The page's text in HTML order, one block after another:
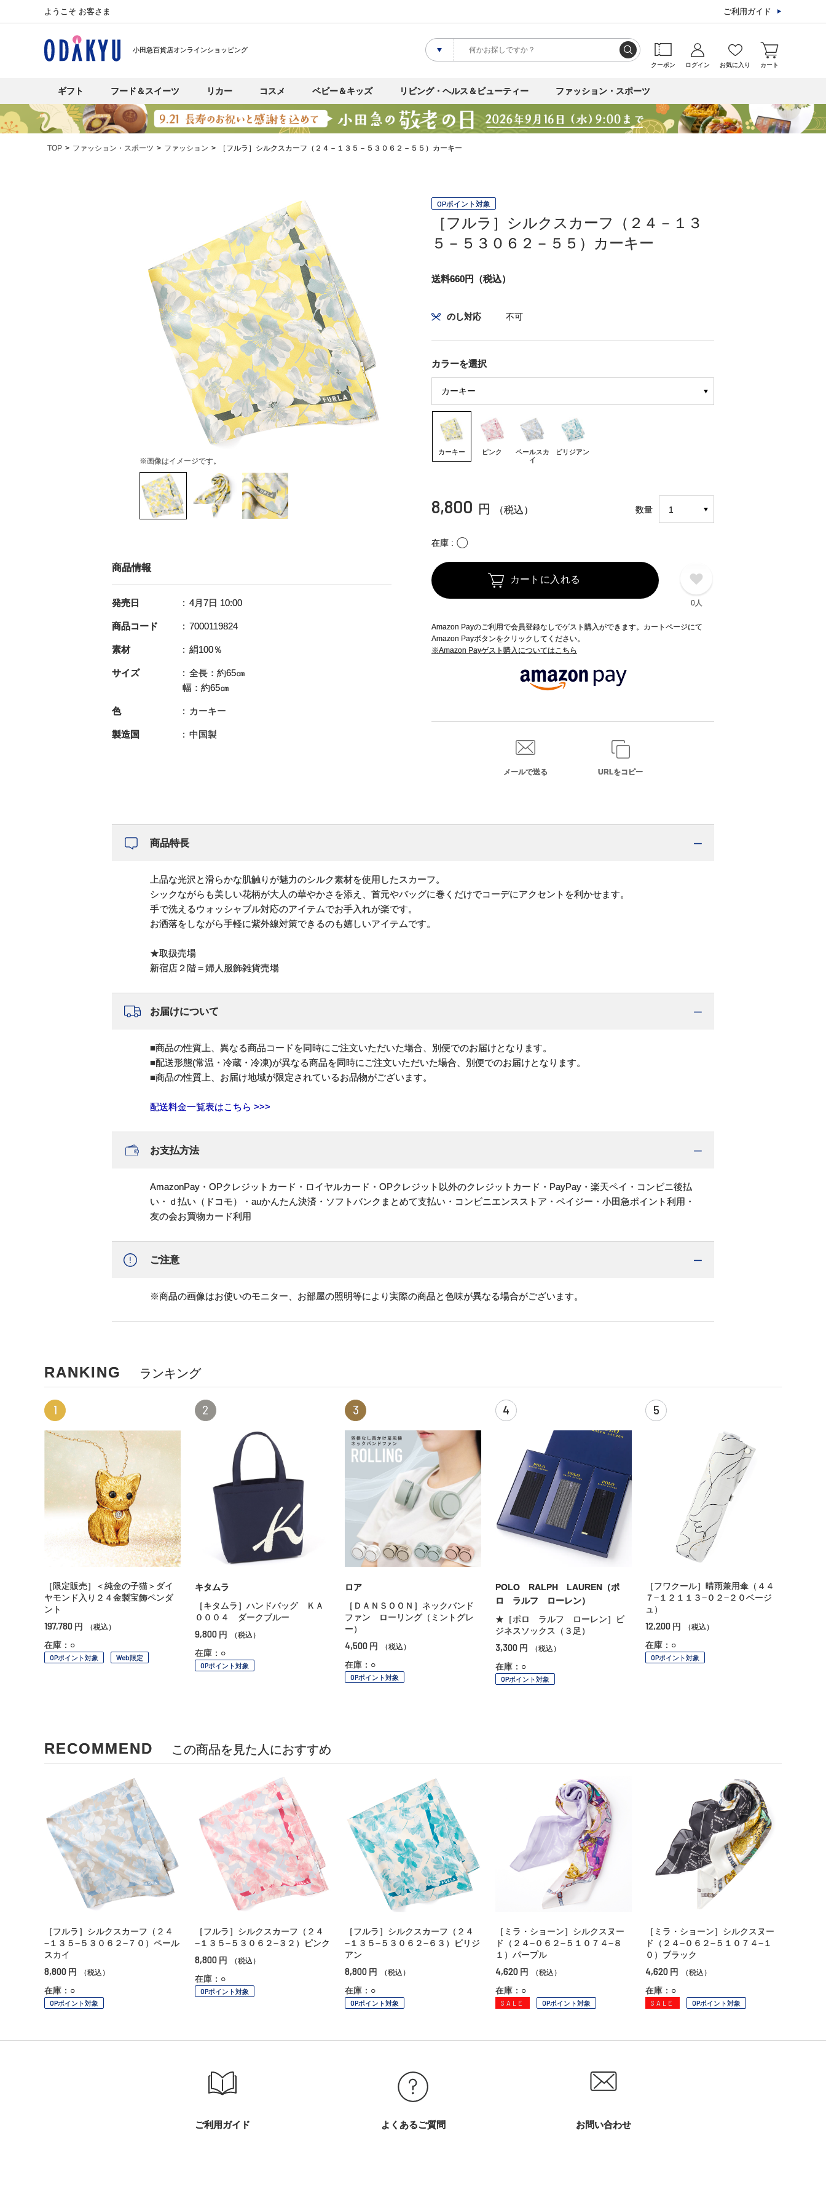
ようこそ お客さま ご利用ガイド
小田急百貨店オンラインショッピング
クーポン ログイン お気に入り カート
ギフト フード＆スイーツ リカー コスメ ベビー＆キッズ リビング・ヘルス＆ビューティー ファッション・スポーツ
TOP ファッション・スポーツ ファッション ［フルラ］シルクスカーフ（２４－１３５－５３０６２－５５）カーキー
※画像はイメージです。
OPポイント対象
［フルラ］シルクスカーフ（２４－１３
５－５３０６２－５５）カーキー
送料660円（税込）
のし対応 不可
カラーを選択
カーキー ピンク
ペールスカ
イ
ビリジアン
8,800 円 （税込） 数量
在庫 〇
カートに入れる
0人
Amazon Payのご利用で会員登録なしでゲスト購入ができます。カートページにて
Amazon Payボタンをクリックしてください。
※Amazon Payゲスト購入についてはこちら
メールで送る URLをコピー
商品情報
発売日 4月7日 10:00
商品コード 7000119824
素材 絹100％
サイズ
全長：約65㎝
幅：約65㎝
色 カーキー
製造国 中国製
商品特長
上品な光沢と滑らかな肌触りが魅力のシルク素材を使用したスカーフ。
シックながらも美しい花柄が大人の華やかさを添え、首元やバッグに巻くだけでコーデにアクセントを利かせます。
手で洗えるウォッシャブル対応のアイテムでお手入れが楽です。
お洒落をしながら手軽に紫外線対策できるのも嬉しいアイテムです。
★取扱売場
新宿店２階＝婦人服飾雑貨売場
お届けについて
■商品の性質上、異なる商品コードを同時にご注文いただいた場合、別便でのお届けとなります。
■配送形態(常温・冷蔵・冷凍)が異なる商品を同時にご注文いただいた場合、別便でのお届けとなります。
■商品の性質上、お届け地域が限定されているお品物がございます。
配送料金一覧表はこちら >>>
お支払方法
AmazonPay・OPクレジットカード・ロイヤルカード・OPクレジット以外のクレジットカード・PayPay・楽天ペイ・コンビニ後払
い・ｄ払い（ドコモ）・auかんたん決済・ソフトバンクまとめて支払い・コンビニエンスストア・ペイジー・小田急ポイント利用・
友の会お買物カード利用
ご注意
※商品の画像はお使いのモニター、お部屋の照明等により実際の商品と色味が異なる場合がございます。
RANKING ランキング
1
［限定販売］＜純金の子猫＞ダイ
ヤモンド入り２４金製宝飾ペンダ
ント
197,780 円 （税込）
在庫：○
OPポイント対象 Web限定
2
キタムラ
［キタムラ］ハンドバッグ ＫＡ
０００４ ダークブルー
9,800 円 （税込）
在庫：○
OPポイント対象
3
ロア
［ＤＡＮＳＯＯＮ］ネックバンド
ファン ローリング（ミントグレ
ー）
4,500 円 （税込）
在庫：○
OPポイント対象
4
POLO RALPH LAUREN（ポ
ロ ラルフ ローレン）
★［ポロ ラルフ ローレン］ビ
ジネスソックス（３足）
3,300 円 （税込）
在庫：○
OPポイント対象
5
［フワクール］晴雨兼用傘（４４
７−１２１１３−０２−２０ベージ
ュ）
12,200 円 （税込）
在庫：○
OPポイント対象
RECOMMEND この商品を見た人におすすめ
［フルラ］シルクスカーフ（２４
−１３５−５３０６２−７０）ペール
スカイ
8,800 円 （税込）
在庫：○
OPポイント対象
［フルラ］シルクスカーフ（２４
−１３５−５３０６２−３２）ピンク
8,800 円 （税込）
在庫：○
OPポイント対象
［フルラ］シルクスカーフ（２４
−１３５−５３０６２−６３）ビリジ
アン
8,800 円 （税込）
在庫：○
OPポイント対象
［ミラ・ショーン］シルクスヌー
ド（２４−０６２−５１０７４−８
１）パープル
4,620 円 （税込）
在庫：○
SALE OPポイント対象
［ミラ・ショーン］シルクスヌー
ド（２４−０６２−５１０７４−１
０）ブラック
4,620 円 （税込）
在庫：○
SALE OPポイント対象
ご利用ガイド よくあるご質問 お問い合わせ